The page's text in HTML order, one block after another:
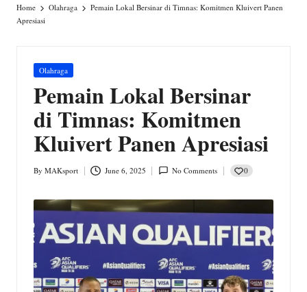
e
m
Home Olahraga
Pemain Lokal Bersinar di Timnas: Komitmen Kluivert Panen
Apresiasi
Posted
Olahraga
Pemain Lokal Bersinar
di Timnas: Komitmen
Kluivert Panen Apresiasi
Posted
By MAKsport June 6, 2025 No Comments 0